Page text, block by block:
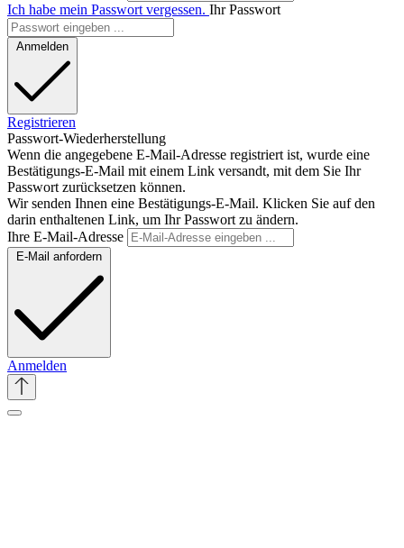
Ich habe mein Passwort vergessen. Ihr Passwort
Anmelden
Registrieren
Passwort-Wiederherstellung
Wenn die angegebene E-Mail-Adresse registriert ist, wurde eine
Bestätigungs-E-Mail mit einem Link versandt, mit dem Sie Ihr
Passwort zurücksetzen können.
Wir senden Ihnen eine Bestätigungs-E-Mail. Klicken Sie auf den
darin enthaltenen Link, um Ihr Passwort zu ändern.
Ihre E-Mail-Adresse
E-Mail anfordern
Anmelden